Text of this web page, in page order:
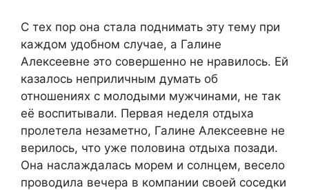
С тех пор она стала поднимать эту тему при
каждом удобном случае, а Галине
Алексеевне это совершенно не нравилось. Ей
казалось неприличным думать об
отношениях с молодыми мужчинами, не так
её воспитывали. Первая неделя отдыха
пролетела незаметно, Галине Алексеевне не
верилось, что уже половина отдыха позади.
Она наслаждалась морем и солнцем, весело
проводила вечера в компании своей соседки